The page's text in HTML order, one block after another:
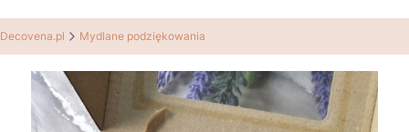
Decovena.pl Mydlane podziękowania